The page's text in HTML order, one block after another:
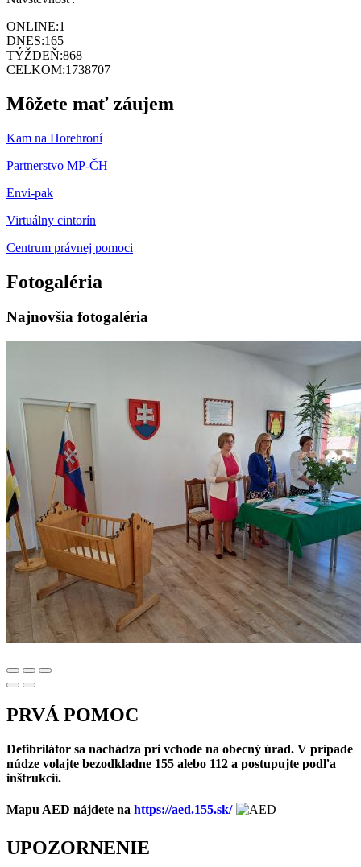
ONLINE:1
DNES:165
TÝŽDEŇ:868
CELKOM:1738707
Môžete mať záujem
Kam na Horehroní
Partnerstvo MP-ČH
Envi-pak
Virtuálny cintorín
Centrum právnej pomoci
Fotogaléria
Najnovšia fotogaléria
PRVÁ POMOC
Defibrilátor sa nachádza pri vchode na obecný úrad. V prípade
núdze volajte bezodkladne 155 alebo 112 a postupujte podľa
inštrukcií.
Mapu AED nájdete na https://aed.155.sk/
UPOZORNENIE